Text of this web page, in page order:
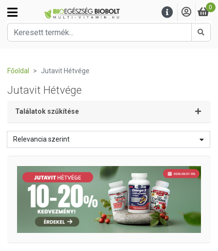
0
Főoldal Jutavit Hétvége
Jutavit Hétvége
Találatok szűkítése
Relevancia szerint